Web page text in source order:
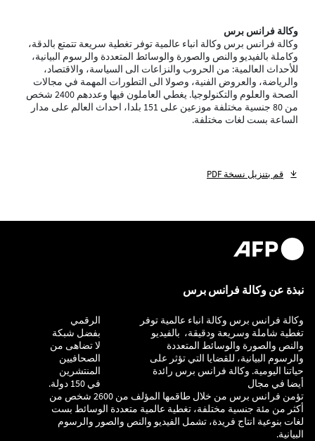
وكالة فرانس برس
وكالة فرانس برس وكالة انباء عالمية توفر تغطية سريعة تتمتع بالدقة،
وكاملة بالفيديو والنص والصورة والوسائط المتعددة والرسوم البيانية،
للأحداث العالمية: من الحروب والنزاعات الى السياسة، والاقتصاد،
والرياضة، والعروض الفنية، وصولا الى التطورات المهمة في مجالات
الصحة والعلوم والتكنولوجيا. يغطي العاملون فيها وعددهم 2400 شخص
من 80 جنسية مختلفة موزعين على 151 بلدا، احداث العالم على مدار
الساعة بست لغات مختلفة.
قم بتنزيل نسخة PDF
نبذة عن وكالة فرانس برس
وكالة فرانس برس وكالة انباء عالمية توفر
تغطية شاملة وسريعة ودقيقة، بالفيديو
والنص والصورة والوسائط المتعددة
والرسوم البيانية، للقضايا التي تؤثر على
حياتنا اليومية. وكالة فرانس برس رائدة
أيضا في مجال
الرقمي
بفضل شبكة
لا تضاهى من
الصحافيين
المنتشرين
في 150 دولة.
تؤمن فرانس برس من خلال طاقمها المؤلف من 2600 شخص من
أكثر من مئة جنسية مختلفة، تغطية عالمية متعددة الوسائط بست
لغات بنوعية انتاج فريدة، تشمل الفيديو والنص والصور والرسوم
البيانية.